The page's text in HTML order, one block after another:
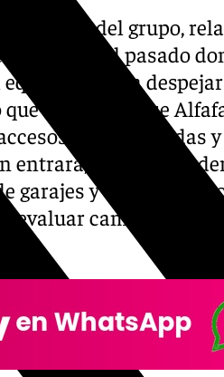
del grupo,
su llegada el pasado
ayudó a
que estuvimos fue
a las viviendas
entrara,» señaló
garajes y se
evaluar caminos y